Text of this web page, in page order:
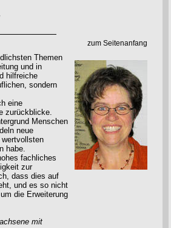
zum Seitenanfang
Themen
und in
hilfreiche
sondern
eine
zurückblicke.
Menschen
neue
habe.
fachliches
zur
dass dies auf
und es so nicht
die Erweiterung
mit